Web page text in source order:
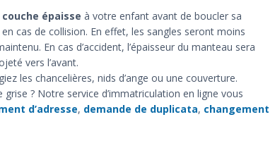
épaisse à votre enfant avant de boucler sa
cas de collision. En effet, les sangles seront moins
En cas d’accident, l’épaisseur du manteau sera
vers l’avant.
les chancelières, nids d’ange ou une couverture.
? Notre service d’immatriculation en ligne vous
d’adresse, demande de duplicata, changement